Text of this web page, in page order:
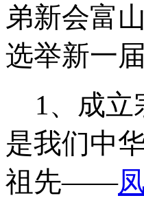
弟新会富
选举新一
1、成
是我们中
祖先——